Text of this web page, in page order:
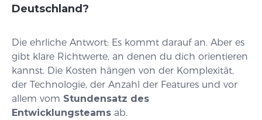
Deutschland?
Die ehrliche Antwort: Es kommt darauf an. Aber es
gibt klare Richtwerte, an denen du dich orientieren
kannst. Die Kosten hängen von der Komplexität,
der Technologie, der Anzahl der Features und vor
allem vom Stundensatz des
Entwicklungsteams ab.